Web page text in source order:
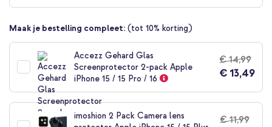
Maak je bestelling compleet: (tot 10% korting)
Accezz Gehard Glas
Screenprotector 2-pack Apple
iPhone 15 / 15 Pro / 16
€ 14,99
€ 13,49
imoshion 2 Pack Camera lens
€ 11,99